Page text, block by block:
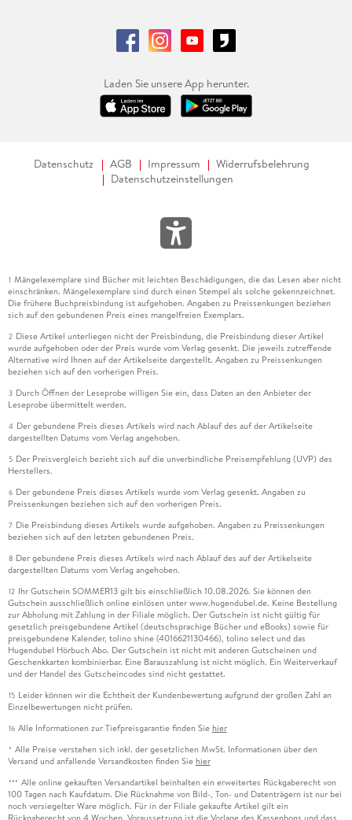
Laden Sie unsere App herunter.
Datenschutz AGB Impressum
Widerrufsbelehrung
Datenschutzeinstellungen
1 Mängelexemplare sind Bücher mit leichten Beschädigungen, die das Lesen aber nicht
einschränken. Mängelexemplare sind durch einen Stempel als solche gekennzeichnet.
Die frühere Buchpreisbindung ist aufgehoben. Angaben zu Preissenkungen beziehen
sich auf den gebundenen Preis eines mangelfreien Exemplars.
2 Diese Artikel unterliegen nicht der Preisbindung, die Preisbindung dieser Artikel
wurde aufgehoben oder der Preis wurde vom Verlag gesenkt. Die jeweils zutreffende
Alternative wird Ihnen auf der Artikelseite dargestellt. Angaben zu Preissenkungen
beziehen sich auf den vorherigen Preis.
3 Durch Öffnen der Leseprobe willigen Sie ein, dass Daten an den Anbieter der
Leseprobe übermittelt werden.
4 Der gebundene Preis dieses Artikels wird nach Ablauf des auf der Artikelseite
dargestellten Datums vom Verlag angehoben.
5 Der Preisvergleich bezieht sich auf die unverbindliche Preisempfehlung (UVP) des
Herstellers.
6 Der gebundene Preis dieses Artikels wurde vom Verlag gesenkt. Angaben zu
Preissenkungen beziehen sich auf den vorherigen Preis.
7 Die Preisbindung dieses Artikels wurde aufgehoben. Angaben zu Preissenkungen
beziehen sich auf den letzten gebundenen Preis.
8 Der gebundene Preis dieses Artikels wird nach Ablauf des auf der Artikelseite
dargestellten Datums vom Verlag angehoben.
12 Ihr Gutschein SOMMER13 gilt bis einschließlich 10.08.2026. Sie können den
Gutschein ausschließlich online einlösen unter www.hugendubel.de. Keine Bestellung
zur Abholung mit Zahlung in der Filiale möglich. Der Gutschein ist nicht gültig für
gesetzlich preisgebundene Artikel (deutschsprachige Bücher und eBooks) sowie für
preisgebundene Kalender, tolino shine (4016621130466), tolino select und das
Hugendubel Hörbuch Abo. Der Gutschein ist nicht mit anderen Gutscheinen und
Geschenkkarten kombinierbar. Eine Barauszahlung ist nicht möglich. Ein Weiterverkauf
und der Handel des Gutscheincodes sind nicht gestattet.
15 Leider können wir die Echtheit der Kundenbewertung aufgrund der großen Zahl an
Einzelbewertungen nicht prüfen.
16 Alle Informationen zur Tiefpreisgarantie finden Sie hier
* Alle Preise verstehen sich inkl. der gesetzlichen MwSt. Informationen über den
Versand und anfallende Versandkosten finden Sie hier
*** Alle online gekauften Versandartikel beinhalten ein erweitertes Rückgaberecht von
100 Tagen nach Kaufdatum. Die Rücknahme von Bild-, Ton- und Datenträgern ist nur bei
noch versiegelter Ware möglich. Für in der Filiale gekaufte Artikel gilt ein